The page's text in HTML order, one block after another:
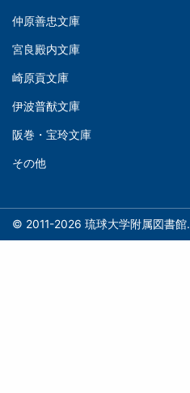
ー
シ
ョ
ン
ッ
タ
(Left)
仲原善忠文庫
文
(Middle)
宮良殿内文庫
崎原貢文庫
伊波普猷文庫
文
庫
阪巻・宝玲文庫
その他
© 2011-2026 琉球大学附属図書館.